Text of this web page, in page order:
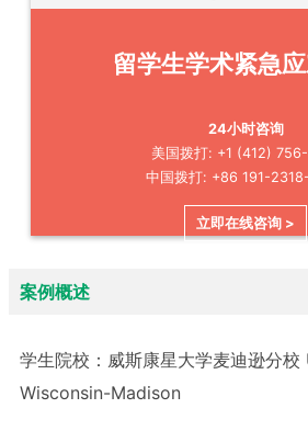
留学生学术紧急
24小时咨询
美国拨打: +1 (412)
中国拨打: +86 191-
立即在线咨询 >
案例概述
学生院校： 威斯康星大学麦迪逊分
Wisconsin-Madison